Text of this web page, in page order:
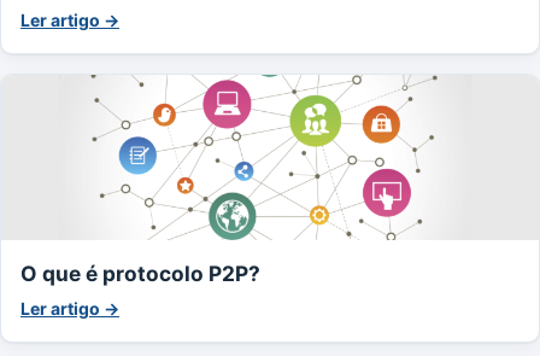
Ler artigo →
O que é protocolo P2P?
Ler artigo →